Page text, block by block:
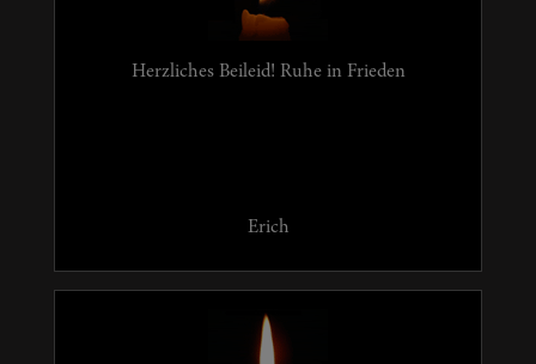
Herzliches Beileid! Ruhe in Frieden
Erich